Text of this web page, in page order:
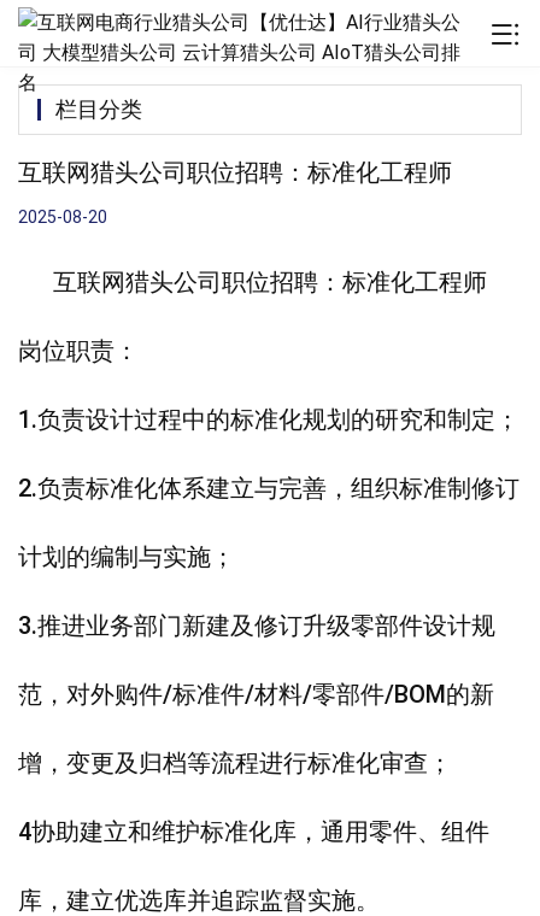
互联网猎头公司职位招聘：标准化工程师
2025-08-20
互联网猎头公司职位招聘：标准化工程师
岗位职责：
1.负责设计过程中的标准化规划的研究和制定；
2.负责标准化体系建立与完善，组织标准制修订
计划的编制与实施；
3.推进业务部门新建及修订升级零部件设计规
范，对外购件/标准件/材料/零部件/BOM的新
增，变更及归档等流程进行标准化审查；
4协助建立和维护标准化库，通用零件、组件
库，建立优选库并追踪监督实施。
栏目分类